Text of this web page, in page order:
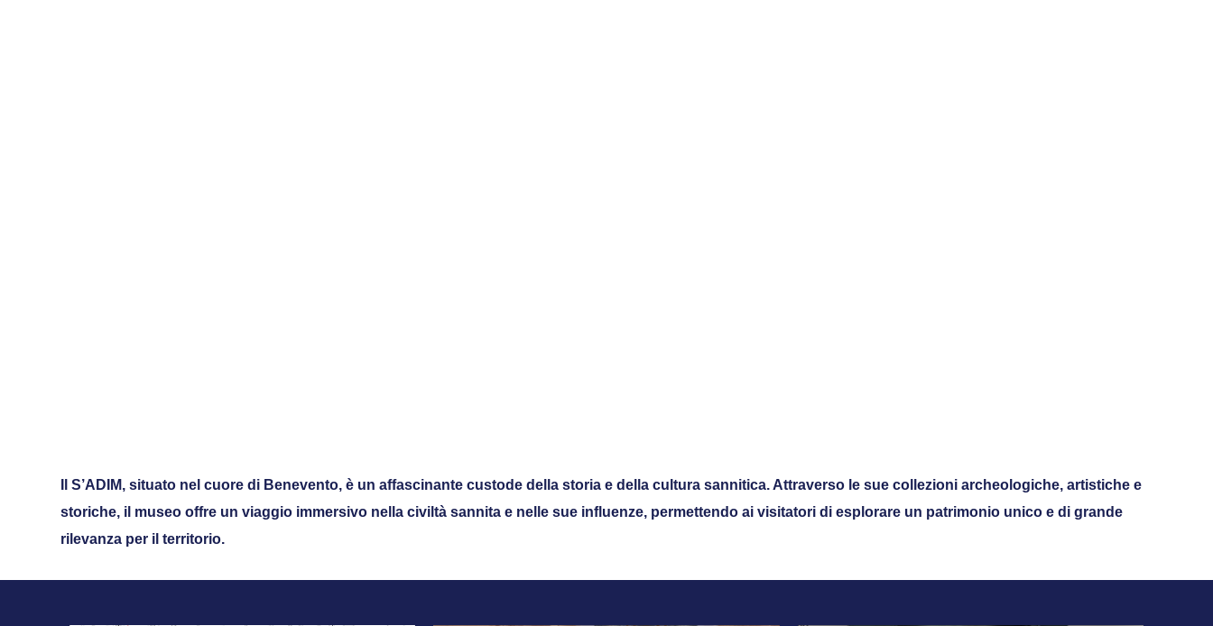
Il S’ADIM, situato nel cuore di Benevento, è un affascinante custode della storia e della cultura sannitica. Attraverso le sue collezioni archeologiche, artistiche e
storiche, il museo offre un viaggio immersivo nella civiltà sannita e nelle sue influenze, permettendo ai visitatori di esplorare un patrimonio unico e di grande
rilevanza per il territorio.